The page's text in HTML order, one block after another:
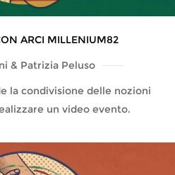
ARCI MILLENIUM82
& Patrizia Peluso
la condivisione delle nozioni
un video evento.